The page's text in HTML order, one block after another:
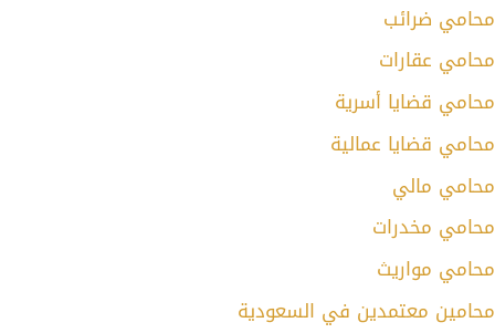
محامي ضرائب
محامي عقارات
محامي قضايا أسرية
محامي قضايا عمالية
محامي مالي
محامي مخدرات
محامي مواريث
محامين معتمدين في السعودية